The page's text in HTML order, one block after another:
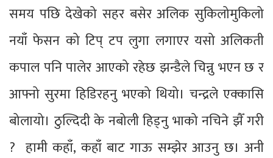
समय पछि देखेको सहर बसेर अलिक सुकिलोमुकिलो
नयाँ फेसन को टिप् टप लुगा लगाएर यसो अलिकती
कपाल पनि पालेर आएको रहेछ झन्डैले चिन्नु भएन छ र
आफ्नो सुरमा हिडिरहनु भएको थियो। चन्द्रले एक्कासि
बोलायो। ठुल्दिदी के नबोली हिड्नु भाको नचिने झैँ गरी
? हामी कहाँ, कहाँ बाट गाऊ सम्झेर आउनु छ। अनी